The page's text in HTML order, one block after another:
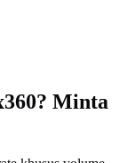
Minta